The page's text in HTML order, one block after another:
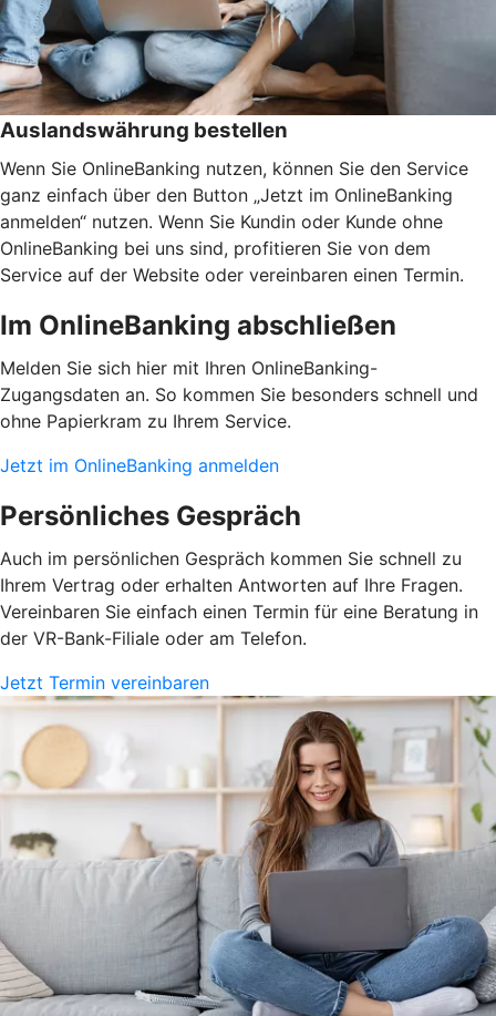
Auslandswährung bestellen
Wenn Sie OnlineBanking nutzen, können Sie den Service
ganz einfach über den Button „Jetzt im OnlineBanking
anmelden“ nutzen. Wenn Sie Kundin oder Kunde ohne
OnlineBanking bei uns sind, profitieren Sie von dem
Service auf der Website oder vereinbaren einen Termin.
Im OnlineBanking abschließen
Melden Sie sich hier mit Ihren OnlineBanking-
Zugangsdaten an. So kommen Sie besonders schnell und
ohne Papierkram zu Ihrem Service.
Jetzt im OnlineBanking anmelden
Persönliches Gespräch
Auch im persönlichen Gespräch kommen Sie schnell zu
Ihrem Vertrag oder erhalten Antworten auf Ihre Fragen.
Vereinbaren Sie einfach einen Termin für eine Beratung in
der VR-Bank-Filiale oder am Telefon.
Jetzt Termin vereinbaren